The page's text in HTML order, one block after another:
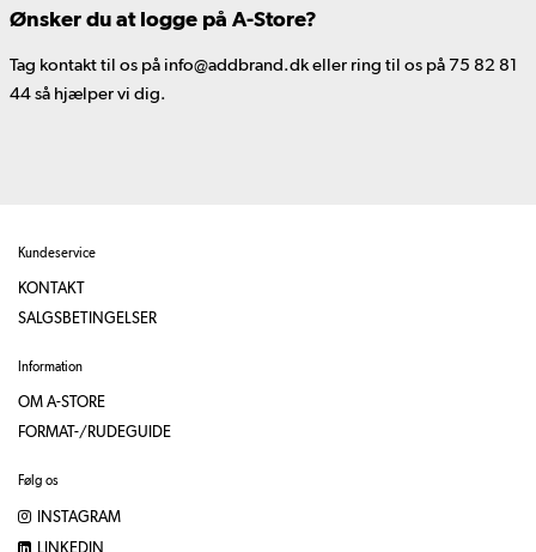
Ønsker du at logge på A-Store?
Tag kontakt til os på info@addbrand.dk eller ring til os på 75 82 81
44 så hjælper vi dig.
Kundeservice
KONTAKT
SALGSBETINGELSER
Information
OM A-STORE
FORMAT-/RUDEGUIDE
Følg os
INSTAGRAM